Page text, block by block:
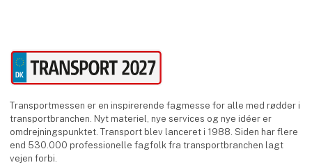
Transportmessen er en inspirerende fagmesse for alle med rødder i
transportbranchen. Nyt materiel, nye services og nye idéer er
omdrejningspunktet. Transport blev lanceret i 1988. Siden har flere
end 530.000 professionelle fagfolk fra transportbranchen lagt
vejen forbi.